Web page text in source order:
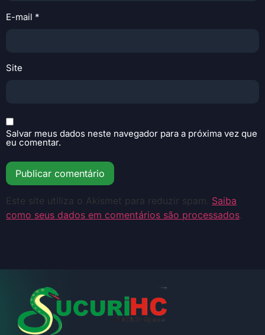
E-mail *
Site
Salvar meus dados neste navegador para a próxima vez que
eu comentar.
Este site utiliza o Akismet para reduzir spam. Saiba
como seus dados em comentários são processados.